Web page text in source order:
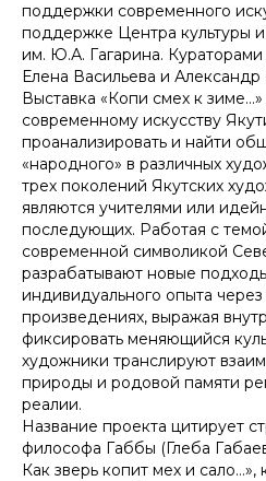
поддержки современного
поддержке Центра культуры
им. Ю.А. Гагарина.
Елена Васильева и Александр
Выставка «Копи смех к
современному искусству
проанализировать и найти
«народного» в различных
трех поколений Якутских
являются учителями или
последующих. Работая с
современной символикой
разрабатывают новые
индивидуального опыта
произведениях, выражая
фиксировать меняющийся
художники транслируют
природы и родовой памяти
реалии.
Название проекта цитирует
философа Габбы (Глеба
Как зверь копит мех и